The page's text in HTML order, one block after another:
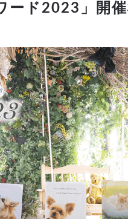
ード2023」開